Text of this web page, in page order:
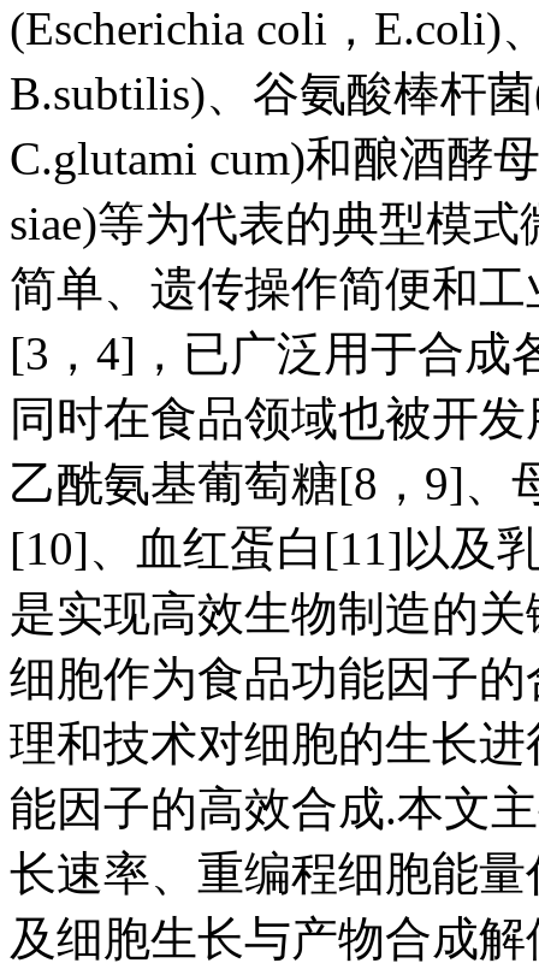
(Escherichia coli，E.coli)
B.subtilis)、谷氨酸棒杆
C.glutami cum)和酿酒酵
siae)等为代表的典型模
简单、遗传操作简便和
[3，4]，已广泛用于合成
同时在食品领域也被开
乙酰氨基葡萄糖[8，9]、
[10]、血红蛋白[11]以及
是实现高效生物制造的
细胞作为食品功能因子
理和技术对细胞的生长
能因子的高效合成.本文
长速率、重编程细胞能
及细胞生长与产物合成